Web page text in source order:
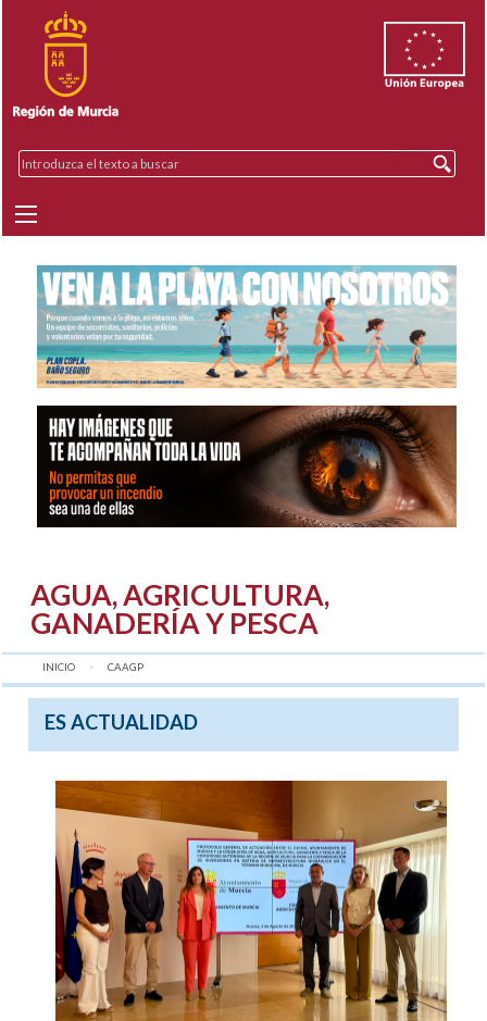
AGUA, AGRICULTURA,
GANADERÍA Y PESCA
INICIO AQUÍ:
CAAGP
ES ACTUALIDAD